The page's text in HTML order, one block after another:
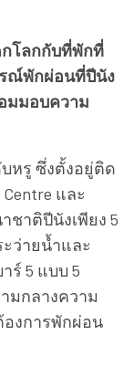
กโลกกับที่พักที่
ณ์พักผ่อนที่ปีนัง
มมอบความ
หรู ซึ่งตั้งอยู่ติด
และ
ชาติปีนังเพียง 5
ว่ายน้ำและ
ร์ 5 แบบ 5
มกลางความ
องการพักผ่อน